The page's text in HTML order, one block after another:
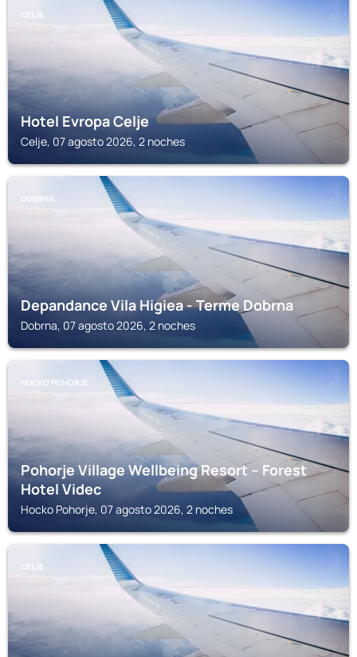
CELJE
Hotel Evropa Celje
Celje, 07 agosto 2026, 2 noches
DOBRNA
Depandance Vila Higiea - Terme Dobrna
Dobrna, 07 agosto 2026, 2 noches
HOCKO POHORJE
Pohorje Village Wellbeing Resort – Forest
Hotel Videc
Hocko Pohorje, 07 agosto 2026, 2 noches
CELJE